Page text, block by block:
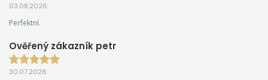
03.08.2026
Perfektní.
Ověřený zákazník petr
30.07.2026